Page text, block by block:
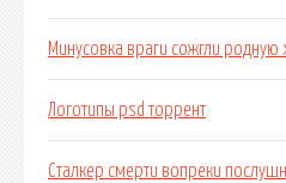
Минусовка враги сожгли родную
Логотипы psd торрент
Сталкер смерти вопреки